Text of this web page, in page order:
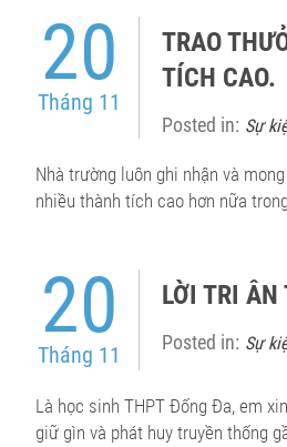
20
Tháng 11
TRAO
TÍCH CAO.
Posted in: Sự
Nhà trường luôn ghi nhận và
nhiều thành tích cao hơn nữa
20
Tháng 11
LỜI TRI ÂN
Posted in: Sự
Là học sinh THPT Đống Đa, em
giữ gìn và phát huy truyền thống